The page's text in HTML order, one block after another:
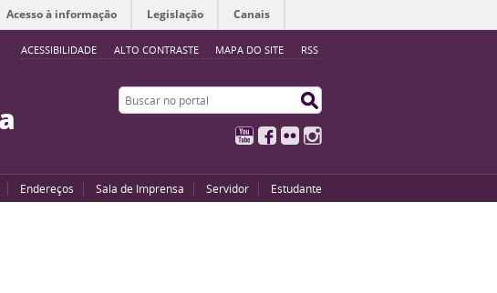
ACESSIBILIDADE ALTO CONTRASTE MAPA DO SITE RSS
Acesso à informação Legislação Canais
Buscar no portal
YouTubeFacebook
Flickr
Endereços Sala de Imprensa Servidor Estudante